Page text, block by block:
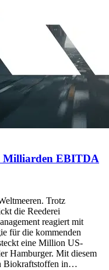
Milliarden EBITDA
Trotz
die Reederei
reagiert mit
für die kommenden
eine Million US-
Hamburger. Mit diesem
Biokraftstoffen in…